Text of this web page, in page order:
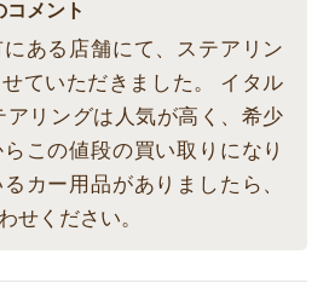
コメント
ある店舗にて、ステアリン
ていただきました。 イタル
アリングは人気が高く、希少
この値段の買い取りになり
カー用品がありましたら、
せください。